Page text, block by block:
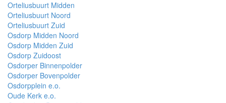
Orteliusbuurt Midden
Orteliusbuurt Noord
Orteliusbuurt Zuid
Osdorp Midden Noord
Osdorp Midden Zuid
Osdorp Zuidoost
Osdorper Binnenpolder
Osdorper Bovenpolder
Osdorpplein e.o.
Oude Kerk e.o.